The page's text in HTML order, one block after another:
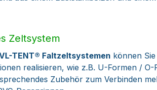
Zeltsystem
TENT® Faltzeltsystemen können
realisieren, wie z.B. U-Formen /
Zubehör zum Verbinden